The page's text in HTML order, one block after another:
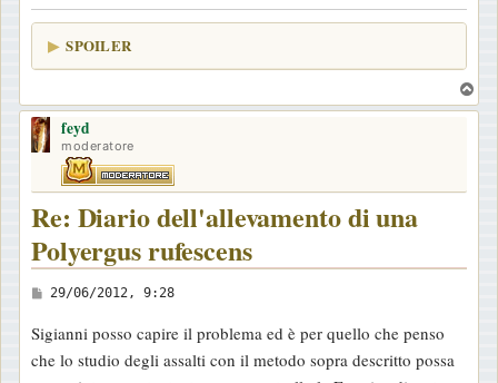
SPOILER
o
feyd
moderatore
Re: Diario dell'allevamento di una
Polyergus rufescens
M
s
s
29/06/2012, 9:28
Sigianni posso capire il problema ed è per quello che penso
che lo studio degli assalti con il metodo sopra descritto possa